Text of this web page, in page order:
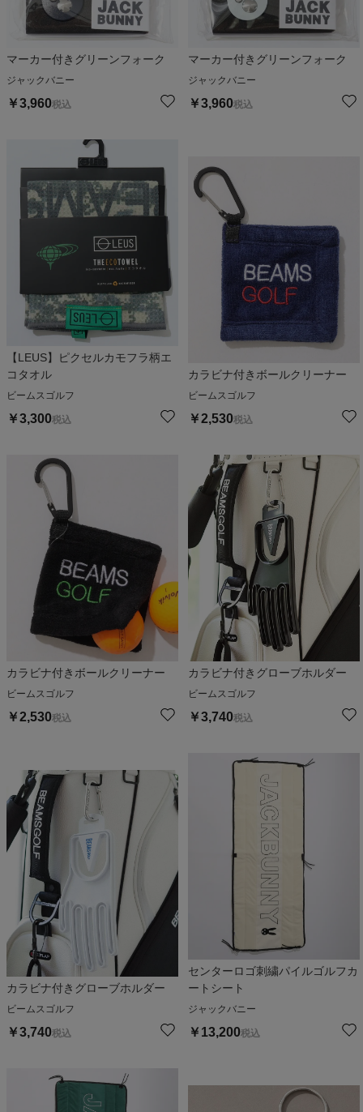
マーカー付きグリーンフォーク
ジャックバニー
￥3,960税込
マーカー付きグリーンフォーク
ジャックバニー
￥3,960税込
【LEUS】ピクセルカモフラ柄エ
コタオル
ビームスゴルフ
￥3,300税込
カラビナ付きボールクリーナー
ビームスゴルフ
￥2,530税込
カラビナ付きボールクリーナー
ビームスゴルフ
￥2,530税込
カラビナ付きグローブホルダー
ビームスゴルフ
￥3,740税込
カラビナ付きグローブホルダー
ビームスゴルフ
￥3,740税込
センターロゴ刺繍パイルゴルフカ
ートシート
ジャックバニー
￥ 13,200税込